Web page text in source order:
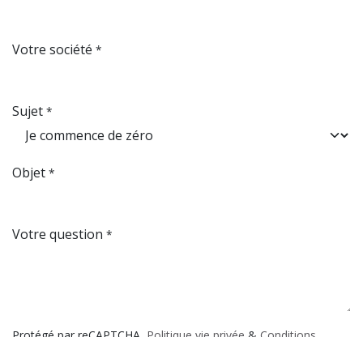
Votre société *
Sujet *
Objet *
Votre question *